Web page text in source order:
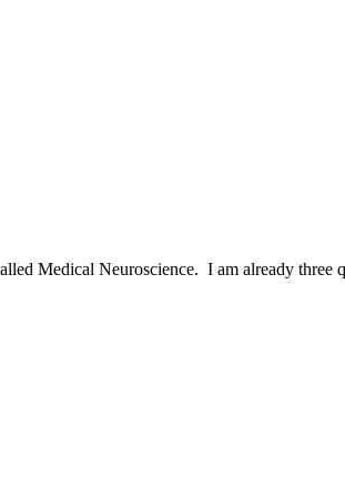
Medical Neuroscience. I am already